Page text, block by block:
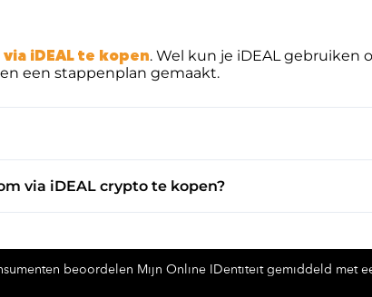
iDEAL te kopen. Wel kun je iDEAL gebruiken
een stappenplan gemaakt.
via iDEAL crypto te kopen?
beoordelen Mijn Online IDentiteit gemiddeld met